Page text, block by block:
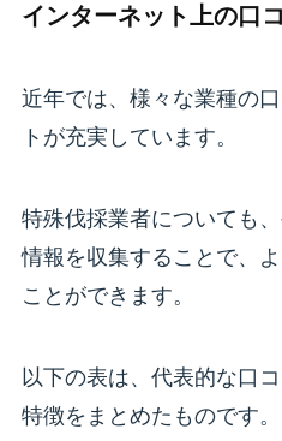
インターネット上の口
近年では、様々な業種の
トが充実しています。
特殊伐採業者についても
情報を収集することで、
ことができます。
以下の表は、代表的な口
特徴をまとめたものです。